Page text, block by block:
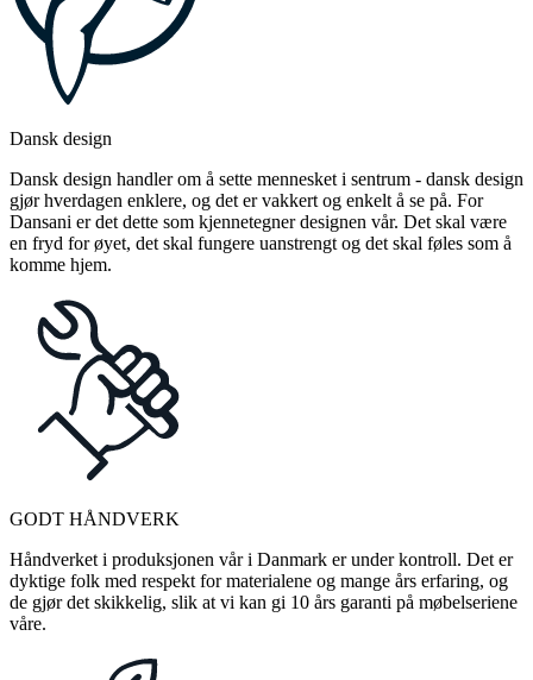
Dansk design
Dansk design handler om å sette mennesket i sentrum - dansk design
gjør hverdagen enklere, og det er vakkert og enkelt å se på. For
Dansani er det dette som kjennetegner designen vår. Det skal være
en fryd for øyet, det skal fungere uanstrengt og det skal føles som å
komme hjem.
GODT HÅNDVERK
Håndverket i produksjonen vår i Danmark er under kontroll. Det er
dyktige folk med respekt for materialene og mange års erfaring, og
de gjør det skikkelig, slik at vi kan gi 10 års garanti på møbelseriene
våre.